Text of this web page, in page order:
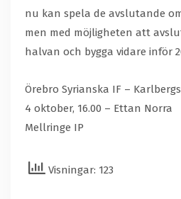
nu kan spela de avslutande
men med möjligheten att
halvan och bygga vidare inför
Örebro Syrianska IF –
4 oktober, 16.00 – Ettan Norra
Mellringe IP
Visningar: 123